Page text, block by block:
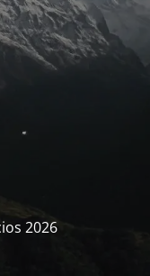
2026